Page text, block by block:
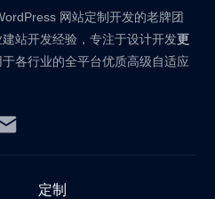
网站定制开发的老牌团
站开发经验，专注于设计开发更
于各行业的全平台优质高级自适应
定制